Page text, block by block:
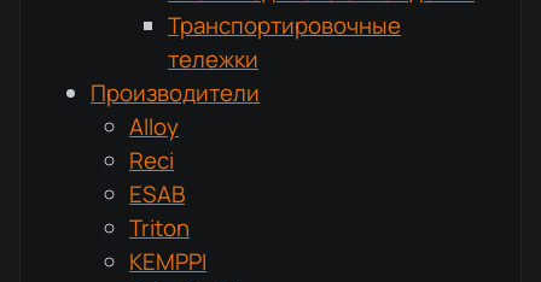
Транспортировочные
тележки
Производители
Alloy
Reci
ESAB
Triton
KEMPPI